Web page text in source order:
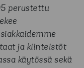
perustettu
ja kiinteistöt
käytössä sekä